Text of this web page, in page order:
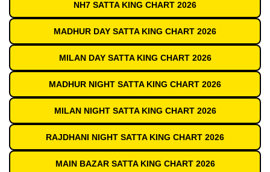
NH7 SATTA KING CHART 2026
MADHUR DAY SATTA KING CHART 2026
MILAN DAY SATTA KING CHART 2026
MADHUR NIGHT SATTA KING CHART 2026
MILAN NIGHT SATTA KING CHART 2026
RAJDHANI NIGHT SATTA KING CHART 2026
MAIN BAZAR SATTA KING CHART 2026